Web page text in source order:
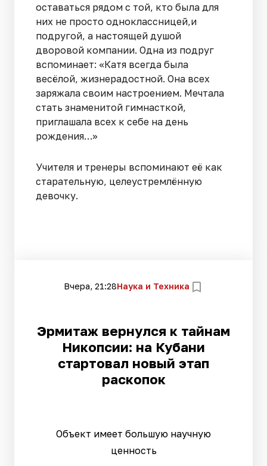
оставаться рядом с той, кто была для
них не просто одноклассницей,и
подругой, а настоящей душой
дворовой компании. Одна из подруг
вспоминает: «Катя всегда была
весёлой, жизнерадостной. Она всех
заряжала своим настроением. Мечтала
стать знаменитой гимнасткой,
приглашала всех к себе на день
рождения…»
Учителя и тренеры вспоминают её как
старательную, целеустремлённую
девочку.
Вчера, 21:28Наука и Техника
Эрмитаж вернулся к тайнам
Никопсии: на Кубани
стартовал новый этап
раскопок
Объект имеет большую научную
ценность